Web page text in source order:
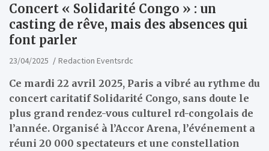
Concert « Solidarité Congo » : un
casting de rêve, mais des absences qui
font parler
23/04/2025 Redaction Eventsrdc
Ce mardi 22 avril 2025, Paris a vibré au rythme du
concert caritatif Solidarité Congo, sans doute le
plus grand rendez-vous culturel rd-congolais de
l’année. Organisé à l’Accor Arena, l’événement a
réuni 20 000 spectateurs et une constellation